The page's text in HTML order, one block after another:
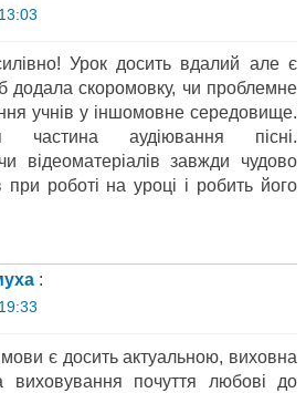
Урок досить вдалий але є
додала скоромовку, чи проблемне
учнів у іншомовне середовище.
частина аудіювання пісні.
відеоматеріалів завжди чудово
при роботі на уроці і робить його
:
є досить актуальною, виховна
почуття любові до